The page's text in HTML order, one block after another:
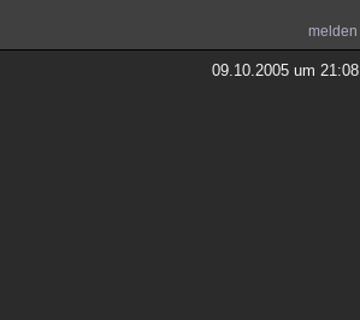
melden
09.10.2005 um 21:08